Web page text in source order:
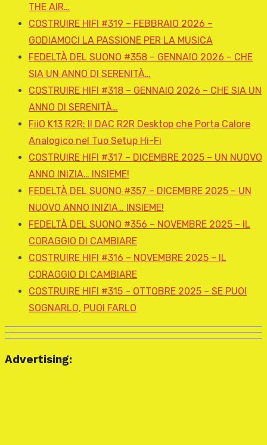
THE AIR…
COSTRUIRE HIFI #319 – FEBBRAIO 2026 –
GODIAMOCI LA PASSIONE PER LA MUSICA
FEDELTÀ DEL SUONO #358 – GENNAIO 2026 – CHE
SIA UN ANNO DI SERENITÀ…
COSTRUIRE HIFI #318 – GENNAIO 2026 – CHE SIA UN
ANNO DI SERENITÀ…
FiiO K13 R2R: Il DAC R2R Desktop che Porta Calore
Analogico nel Tuo Setup Hi-Fi
COSTRUIRE HIFI #317 – DICEMBRE 2025 – UN NUOVO
ANNO INIZIA… INSIEME!
FEDELTÀ DEL SUONO #357 – DICEMBRE 2025 – UN
NUOVO ANNO INIZIA… INSIEME!
FEDELTÀ DEL SUONO #356 – NOVEMBRE 2025 – IL
CORAGGIO DI CAMBIARE
COSTRUIRE HIFI #316 – NOVEMBRE 2025 – IL
CORAGGIO DI CAMBIARE
COSTRUIRE HIFI #315 – OTTOBRE 2025 – SE PUOI
SOGNARLO, PUOI FARLO
Advertising: